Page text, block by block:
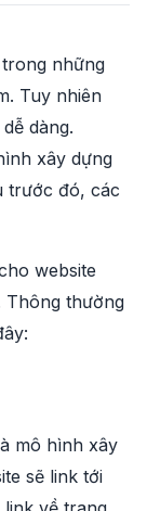
những
Tuy nhiên
dàng.
xây dựng
trước đó, các
website
Thông thường
mô hình xây
sẽ link tới